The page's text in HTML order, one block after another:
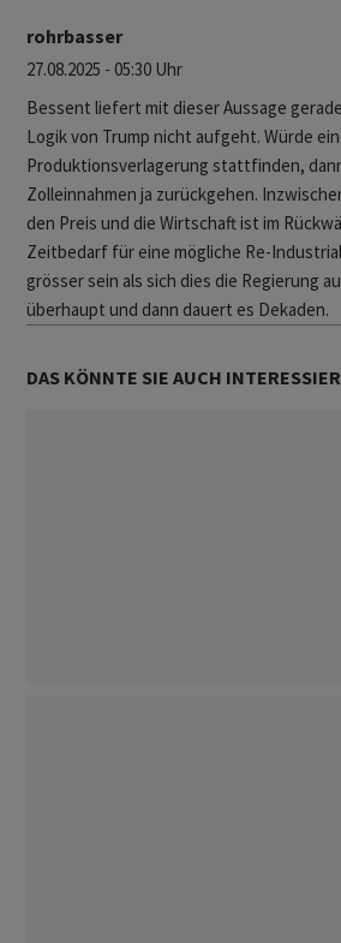
rohrbasser
27.08.2025 - 05:30 Uhr
Bessent liefert mit dieser Aussage
Logik von Trump nicht aufgeht. Würde
Produktionsverlagerung stattfinden,
Zolleinnahmen ja zurückgehen.
den Preis und die Wirtschaft ist im
Zeitbedarf für eine mögliche Re-
grösser sein als sich dies die Regierung
überhaupt und dann dauert es Dekaden.
DAS KÖNNTE SIE AUCH